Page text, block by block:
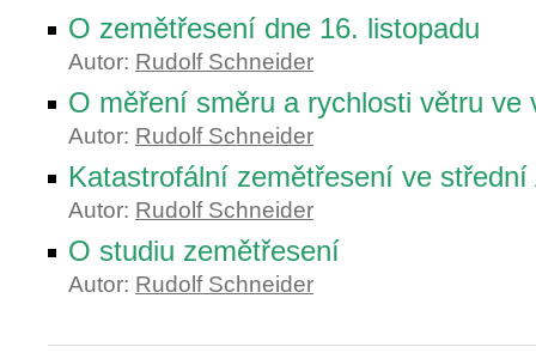
O zemětřesení dne 16. listopadu
Autor: Rudolf Schneider
O měření směru a rychlosti větru ve
Autor: Rudolf Schneider
Katastrofální zemětřesení ve střední
Autor: Rudolf Schneider
O studiu zemětřesení
Autor: Rudolf Schneider